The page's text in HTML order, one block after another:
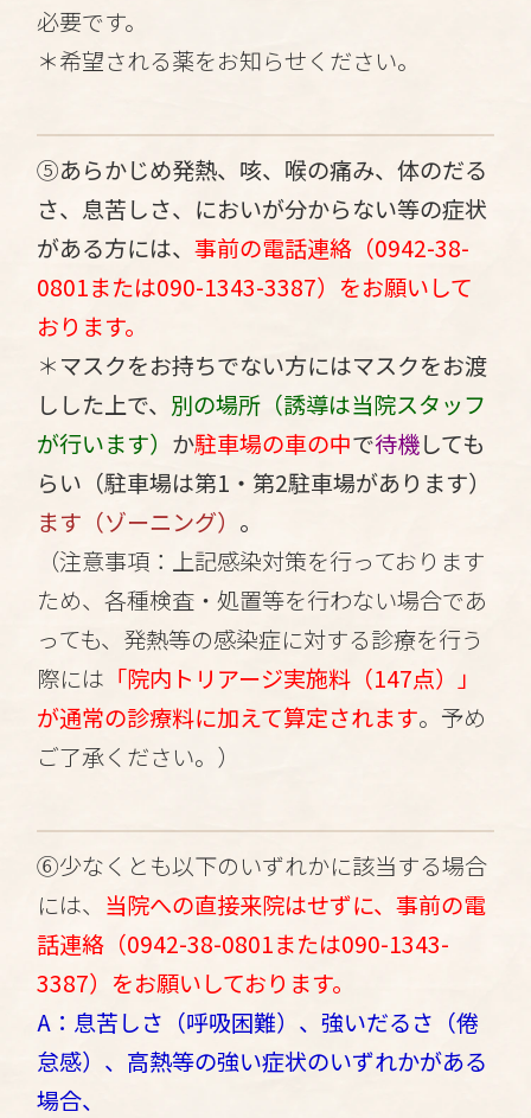
必要です。
＊希望される薬をお知らせください。
⑤あらかじめ発熱、咳、喉の痛み、体のだる
さ、息苦しさ、においが分からない等の症状
がある方には、事前の電話連絡（0942-38-
0801または090-1343-3387）をお願いして
おります。
＊マスクをお持ちでない方にはマスクをお渡
しした上で、 別の場所（誘導は当院スタッフ
が行います） か駐車場の車の中で待機しても
らい（駐車場は第1・第2駐車場があります）
ます（ゾーニング） 。
（注意事項：上記感染対策を行っております
ため、各種検査・処置等を行わない場合であ
っても、発熱等の感染症に対する診療を行う
際には 「院内トリアージ実施料（147点）」
が通常の診療料に加えて算定されます。予め
ご了承ください。）
⑥少なくとも以下のいずれかに該当する場合
には、 当院への直接来院はせずに、事前の電
話連絡（0942-38-0801または090-1343-
3387）をお願いしております。
A：息苦しさ（呼吸困難）、強いだるさ（倦
怠感）、高熱等の強い症状のいずれかがある
場合、